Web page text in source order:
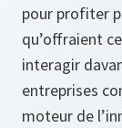
pour profiter
qu’offraient
interagir
entreprises
moteur de